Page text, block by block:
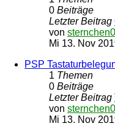
0 Beiträge
Letzter Beitrag
von
Mi 13. Nov
PSP
1 Themen
0 Beiträge
Letzter Beitrag
von
Mi 13. Nov